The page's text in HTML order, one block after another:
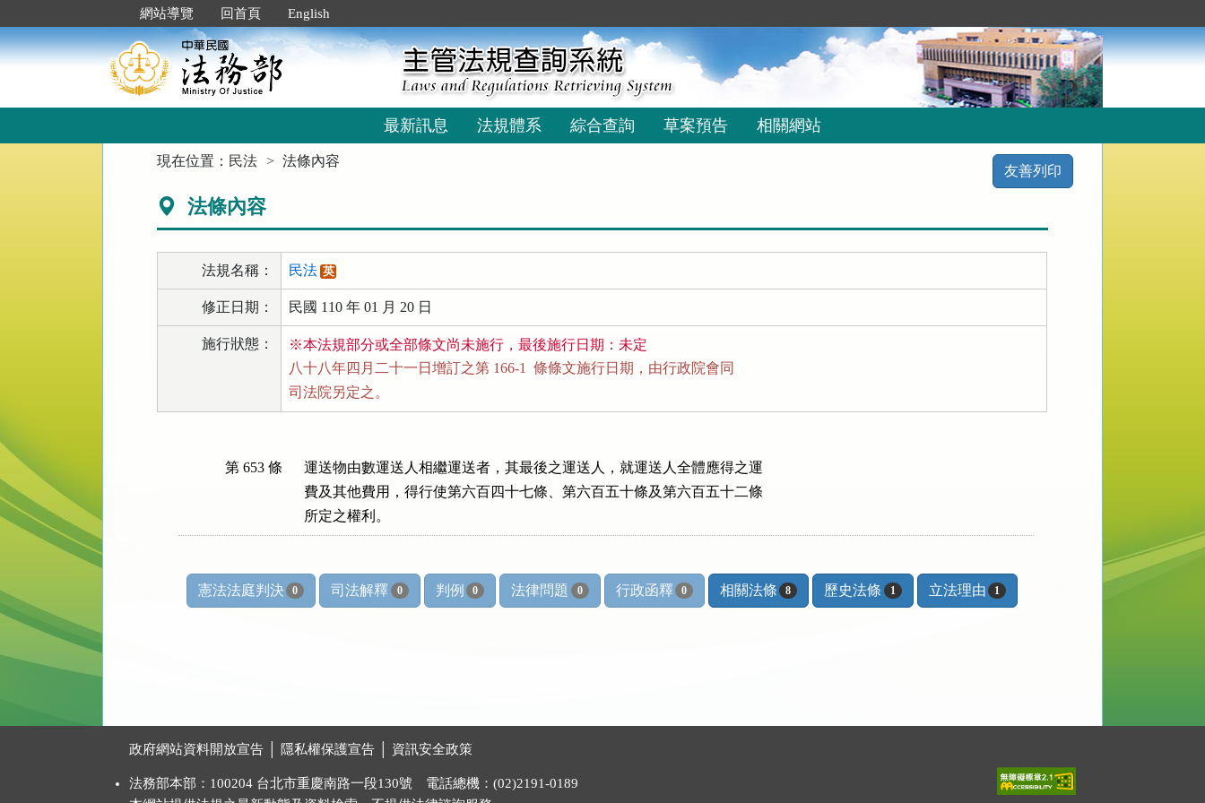
到
主
要
網站導覽 回首頁 English
最新訊息 法規體系 綜合查詢 草案預告 相關網站
現在位置： 民法 法條內容
友善列印
法條內容
法規名稱： 民法 英
修正日期： 民國 110 年 01 月 20 日
施行狀態：
※本法規部分或全部條文尚未施行，最後施行日期：未定
八十八年四月二十一日增訂之第 166-1  條條文施行日期，由行政院會同
司法院另定之。
第 653 條
運送物由數運送人相繼運送者，其最後之運送人，就運送人全體應得之運
費及其他費用，得行使第六百四十七條、第六百五十條及第六百五十二條
所定之權利。
憲法法庭判決 0 司法解釋 0 判例 0 法律問題 0 行政函釋 0 相關法條 8 歷史法條 1 立法理由 1
政府網站資料開放宣告 隱私權保護宣告 資訊安全政策
法務部本部：100204 台北市重慶南路一段130號 電話總機：(02)2191-0189